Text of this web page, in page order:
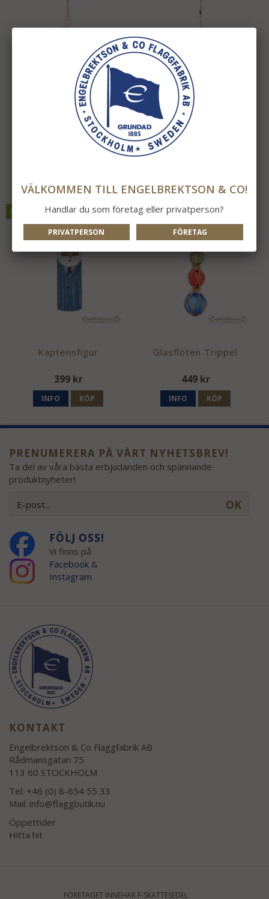
Hänge 4st Fiskar Girlang med Flöten
NYTT I ÅR!
Kaptensfigur
399 kr
INFO KÖP
NYTT I ÅR!
Glasflöten Trippel
449 kr
INFO KÖP
PRENUMERERA PÅ VÅRT NYHETSBREV!
Ta del av våra bästa erbjudanden och spännande
produktnyheter!
OK
FÖLJ OSS!
Vi finns på
Facebook&
Instagram
KONTAKT
Engelbrektson & Co Flaggfabrik AB
Rådmansgatan 75
113 60 STOCKHOLM
Tel: +46 (0) 8-654 55 33
Mail: info@flaggbutik.nu
Öppettider
Hitta hit
FÖRETAGET INNEHAR F-SKATTESEDEL
VÄLKOMMEN TILL ENGELBREKTSON & CO!
Handlar du som företag eller privatperson?
PRIVATPERSON FÖRETAG